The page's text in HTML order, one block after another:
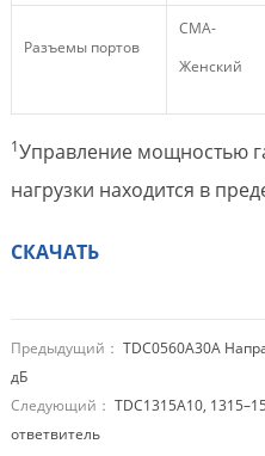
Разъемы портов
СМА-
Женский
1Управление мощностью
нагрузки находится в
СКАЧАТЬ
Предыдущий： TDC0560A30A
дБ
Следующий： TDC1315A10,
ответвитель